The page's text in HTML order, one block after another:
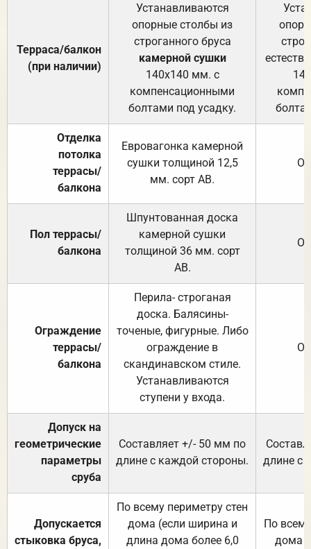
Терраса/балкон
(при наличии)
Устанавливаются
опорные столбы из
строганного бруса
камерной сушки
140х140 мм. с
компенсационными
болтами под усадку.
Отделка
потолка
террасы/
балкона
Евровагонка камерной
сушки толщиной 12,5
мм. сорт АВ.
Пол террасы/
балкона
Шпунтованная доска
камерной сушки
толщиной 36 мм. сорт
АВ.
Ограждение
террасы/
балкона
Перила- строганая
доска. Балясины-
точеные, фигурные. Либо
ограждение в
скандинавском стиле.
Устанавливаются
ступени у входа.
Допуск на
геометрические
параметры
сруба
Составляет +/- 50 мм по
длине с каждой стороны.
длине с
Допускается
стыковка бруса,
По всему периметру стен
дома (если ширина и
длина дома более 6,0
По
дома